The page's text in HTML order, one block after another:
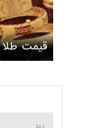
قیمت طلا